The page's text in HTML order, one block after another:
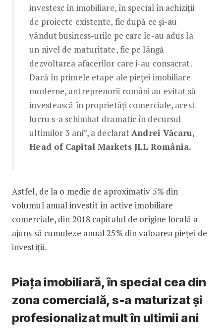
investesc în imobiliare, în special în achiziții
de proiecte existente, fie după ce și-au
vândut business-urile pe care le-au adus la
un nivel de maturitate, fie pe lângă
dezvoltarea afacerilor care i-au consacrat.
Dacă în primele etape ale pieței imobiliare
moderne, antreprenorii români au evitat să
investească în proprietăți comerciale, acest
lucru s-a schimbat dramatic în decursul
ultimilor 3 ani”, a declaratAndrei Văcaru,
Head of Capital Markets JLL România.
Astfel, de la o medie de aproximativ 5% din
volumul anual investit în active imobiliare
comerciale, din 2018 capitalul de origine locală a
ajuns să cumuleze anual 25% din valoarea pieței de
investiții.
Piața imobiliară, în special cea din
zona comercială, s-a maturizat și
profesionalizat mult în ultimii ani